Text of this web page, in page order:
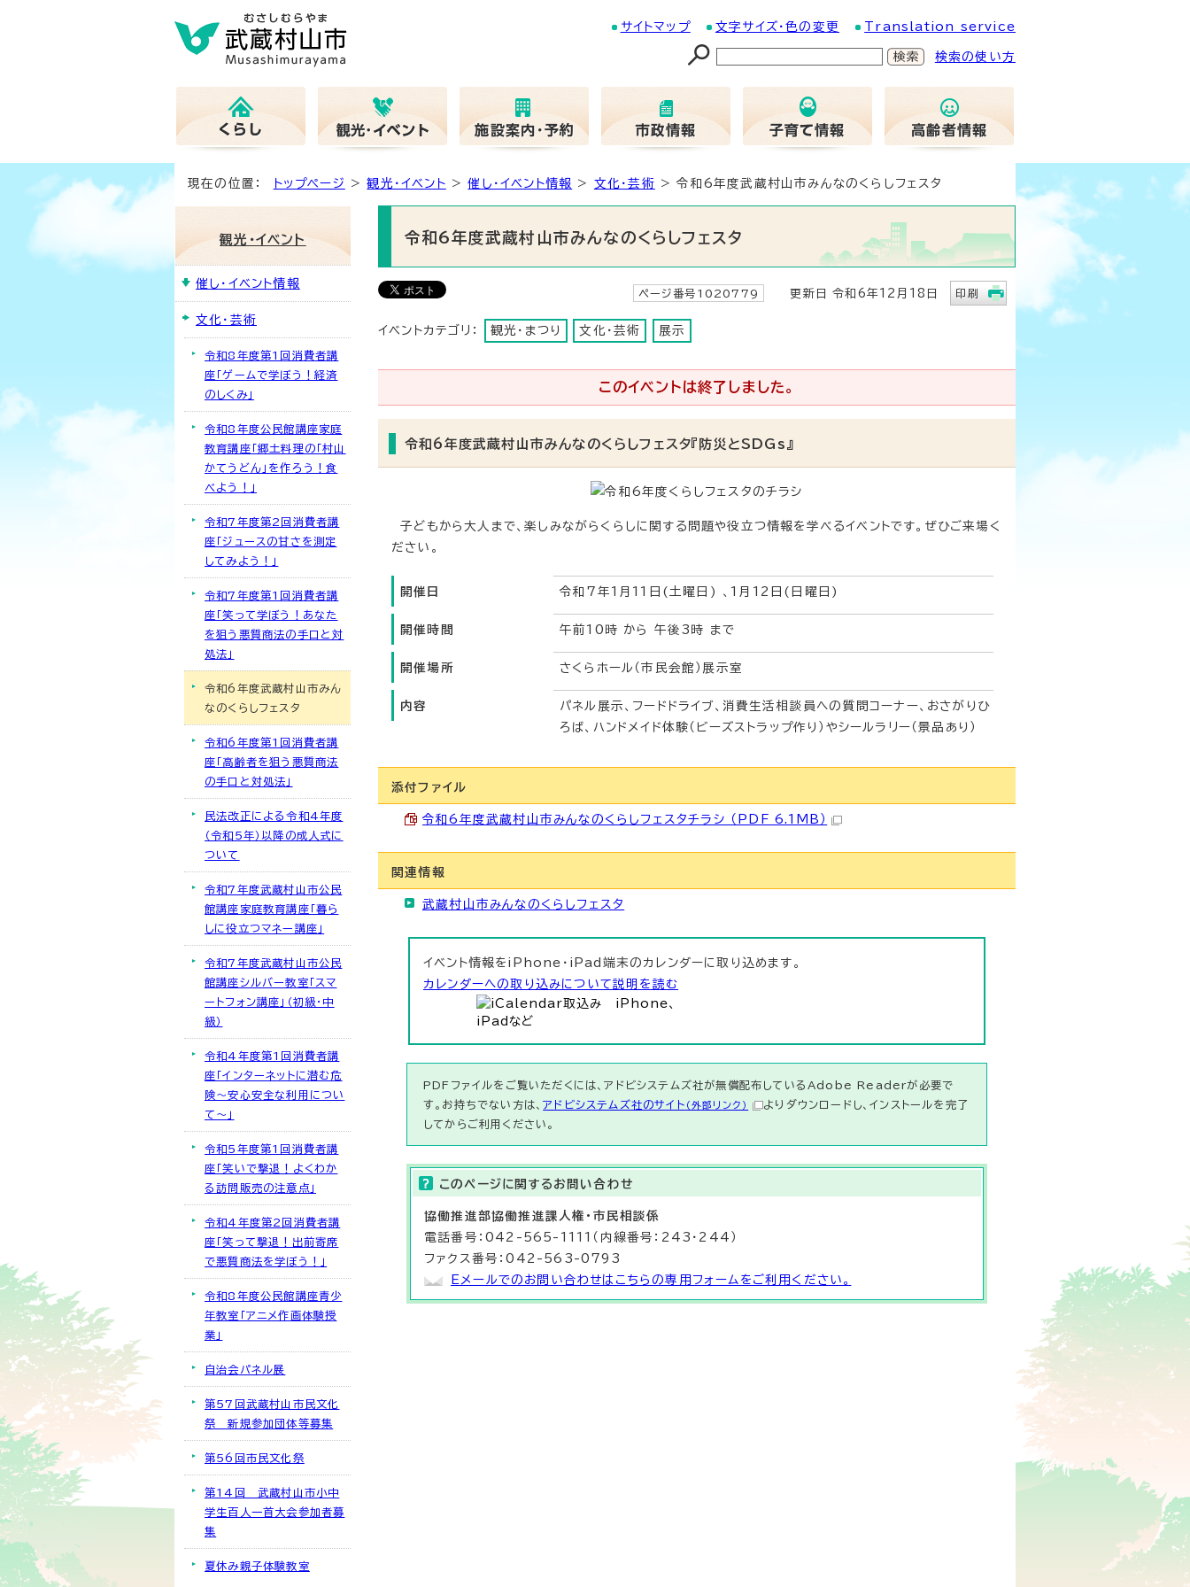
サイトマップ 文字サイズ・色の変更 Translation service
検索の使い方
現在の位置： トップページ >観光・イベント >催し・イベント情報 > 文化・芸術 > 令和6年度武蔵村山市みんなのくらしフェスタ
令和6年度武蔵村山市みんなのくらしフェスタ
ページ番号1020779 更新日 令和6年12月18日 印刷
イベントカテゴリ： 観光・まつり 文化・芸術 展示
このイベントは終了しました。
令和6年度武蔵村山市みんなのくらしフェスタ『防災とSDGs』
子どもから大人まで、楽しみながらくらしに関する問題や役立つ情報を学べるイベントです。ぜひご来場く
ださい。
開催日 令和7年1月11日(土曜日) 、1月12日(日曜日)
開催時間 午前10時 から 午後3時 まで
開催場所 さくらホール（市民会館）展示室
内容
パネル展示、フードドライブ、消費生活相談員への質問コーナー、おさがりひ
ろば、ハンドメイド体験（ビーズストラップ作り）やシールラリー（景品あり）
添付ファイル
令和6年度武蔵村山市みんなのくらしフェスタチラシ （PDF 6.1MB）
関連情報
武蔵村山市みんなのくらしフェスタ
イベント情報をiPhone・iPad端末のカレンダーに取り込めます。
カレンダーへの取り込みについて説明を読む
PDFファイルをご覧いただくには、アドビシステムズ社が無償配布しているAdobe Readerが必要で
す。お持ちでない方は、アドビシステムズ社のサイト （外部リンク）
よりダウンロードし、インストールを完了
してからご利用ください。
このページに関する お問い合わせ
協働推進部協働推進課 人権・市民相談係
電話番号：042-565-1111（内線番号：243・244）
ファクス番号：042-563-0793
Eメールでのお問い合わせはこちらの専用フォームをご利用ください。
観光・イベント
催し・イベント情報
文化・芸術
令和8年度第1回消費者講
座「ゲームで学ぼう！経済
のしくみ」
令和8年度公民館講座家庭
教育講座「郷土料理の「村山
かてうどん」を作ろう！食
べよう！」
令和7年度第2回消費者講
座「ジュースの甘さを測定
してみよう！」
令和7年度第1回消費者講
座「笑って学ぼう！あなた
を狙う悪質商法の手口と対
処法」
令和6年度武蔵村山市みん
なのくらしフェスタ
令和6年度第1回消費者講
座「高齢者を狙う悪質商法
の手口と対処法」
民法改正による令和4年度
（令和5年）以降の成人式に
ついて
令和7年度武蔵村山市公民
館講座家庭教育講座「暮ら
しに役立つマネー講座」
令和7年度武蔵村山市公民
館講座シルバー教室「スマ
ートフォン講座」（初級・中
級）
令和4年度第1回消費者講
座「インターネットに潜む危
険～安心安全な利用につい
て～」
令和5年度第1回消費者講
座「笑いで撃退！よくわか
る訪問販売の注意点」
令和4年度第2回消費者講
座「笑って撃退！出前寄席
で悪質商法を学ぼう！」
令和8年度公民館講座青少
年教室「アニメ作画体験授
業」
自治会パネル展
第57回武蔵村山市民文化
祭 新規参加団体等募集
第56回市民文化祭
第14回 武蔵村山市小中
学生百人一首大会参加者募
集
夏休み親子体験教室